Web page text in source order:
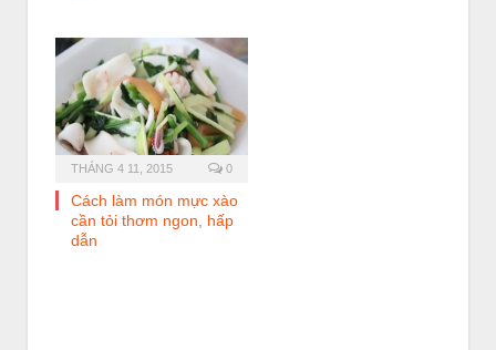
THÁNG 4 11, 2015 0
Cách làm món mực xào
cần tỏi thơm ngon, hấp
dẫn